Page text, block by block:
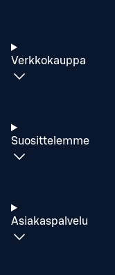
Verkkokauppa
Suosittelemme
Asiakaspalvelu